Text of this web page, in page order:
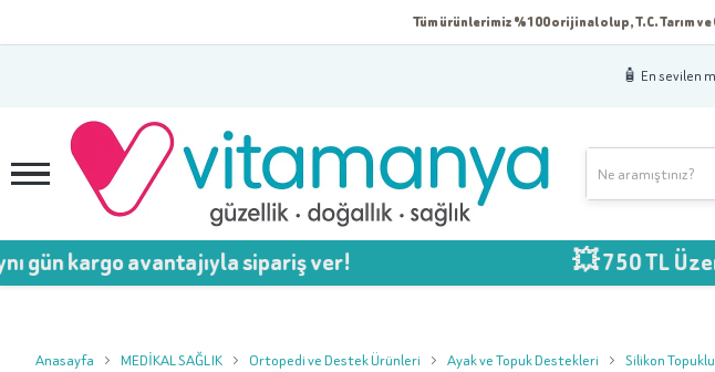
Tüm ürünlerimiz %100 orijinal olup, T.C. Tarım
🧴 En sevilen
kargo avantajıyla sipariş ver! 💥 750 TL Üzeri
Anasayfa MEDİKAL SAĞLIK Ortopedi ve Destek Ürünleri Ayak ve Topuk Destekleri Silikon